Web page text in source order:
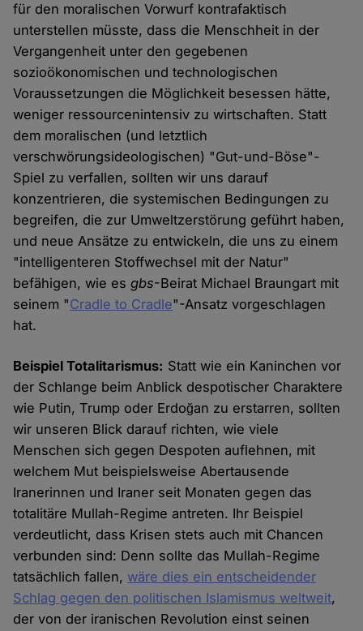
für den moralischen Vorwurf kontrafaktisch
unterstellen müsste, dass die Menschheit in der
Vergangenheit unter den gegebenen
sozioökonomischen und technologischen
Voraussetzungen die Möglichkeit besessen hätte,
weniger ressourcenintensiv zu wirtschaften. Statt
dem moralischen (und letztlich
verschwörungsideologischen) "Gut-und-Böse"-
Spiel zu verfallen, sollten wir uns darauf
konzentrieren, die systemischen Bedingungen zu
begreifen, die zur Umweltzerstörung geführt haben,
und neue Ansätze zu entwickeln, die uns zu einem
"intelligenteren Stoffwechsel mit der Natur"
befähigen, wie esgbs-Beirat Michael Braungart mit
seinem "Cradle to Cradle"-Ansatz vorgeschlagen
hat.
Beispiel Totalitarismus: Statt wie ein Kaninchen vor
der Schlange beim Anblick despotischer Charaktere
wie Putin, Trump oder Erdoğan zu erstarren, sollten
wir unseren Blick darauf richten, wie viele
Menschen sich gegen Despoten auflehnen, mit
welchem Mut beispielsweise Abertausende
Iranerinnen und Iraner seit Monaten gegen das
totalitäre Mullah-Regime antreten. Ihr Beispiel
verdeutlicht, dass Krisen stets auch mit Chancen
verbunden sind: Denn sollte das Mullah-Regime
tatsächlich fallen, wäre dies ein entscheidender
Schlag gegen den politischen Islamismus weltweit,
der von der iranischen Revolution einst seinen